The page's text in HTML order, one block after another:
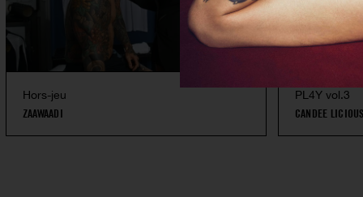
Hors-jeu
ZAAWAADI
PL4Y vol.3
CANDEE